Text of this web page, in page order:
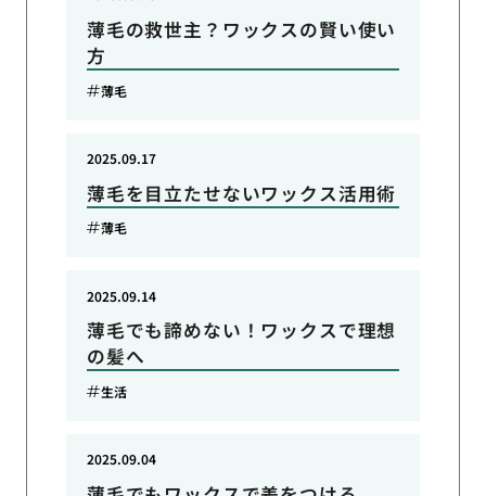
薄毛の救世主？ワックスの賢い使い
方
薄毛
薄毛を目立たせないワックス活用術
2025.09.17
薄毛
薄毛でも諦めない！ワックスで理想
の髪へ
2025.09.14
生活
2025.09.04